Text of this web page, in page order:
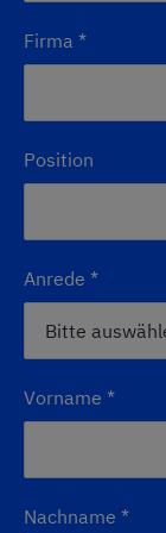
Firma *
Position
Anrede *
Vorname *
Nachname *